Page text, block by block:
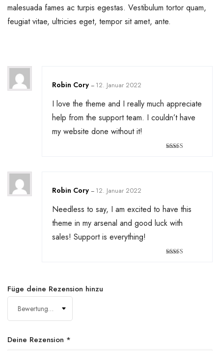
malesuada fames ac turpis egestas. Vestibulum tortor quam,
feugiat vitae, ultricies eget, tempor sit amet, ante.
Robin Cory – 12. Januar 2022
I love the theme and I really much appreciate
help from the support team. I couldn’t have
my website done without it!
Robin Cory – 12. Januar 2022
Needless to say, I am excited to have this
theme in my arsenal and good luck with
sales! Support is everything!
Füge deine Rezension hinzu
Deine Rezension *